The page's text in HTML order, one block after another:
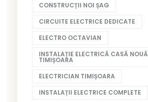
CONSTRUCȚII NOI ȘAG
CIRCUITE ELECTRICE DEDICATE
ELECTRO OCTAVIAN
INSTALAȚIE ELECTRICĂ CASĂ NOUĂ
TIMIȘOARA
ELECTRICIAN TIMIȘOARA
INSTALAȚII ELECTRICE COMPLETE